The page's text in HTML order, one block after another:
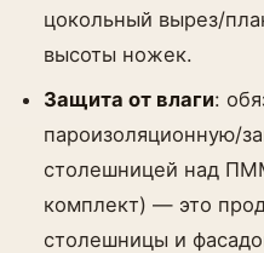
цокольный вырез/
высоты ножек.
Защита от влаги:
пароизоляционную/
столешницей над
комплект) — это
столешницы и